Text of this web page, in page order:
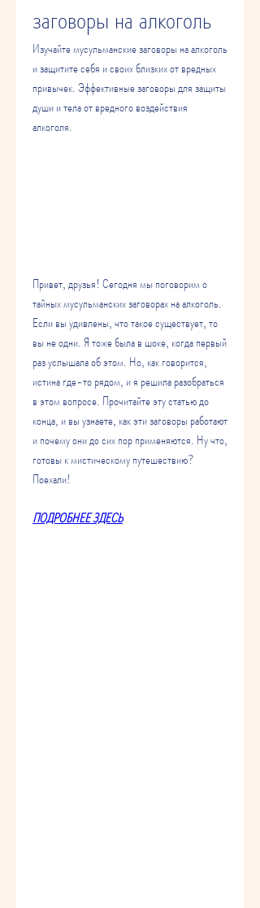
заговоры на алкоголь
Изучайте мусульманские заговоры на алкоголь
и защитите себя и своих близких от вредных
привычек. Эффективные заговоры для защиты
души и тела от вредного воздействия
алкоголя.
Привет, друзья! Сегодня мы поговорим о
тайных мусульманских заговорах на алкоголь.
Если вы удивлены, что такое существует, то
вы не одни. Я тоже была в шоке, когда первый
раз услышала об этом. Но, как говорится,
истина где-то рядом, и я решила разобраться
в этом вопросе. Прочитайте эту статью до
конца, и вы узнаете, как эти заговоры работают
и почему они до сих пор применяются. Ну что,
готовы к мистическому путешествию?
Поехали!
ПОДРОБНЕЕ ЗДЕСЬ